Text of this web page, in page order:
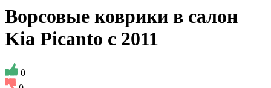
Ворсовые коврики в салон
Kia Picanto с 2011
0